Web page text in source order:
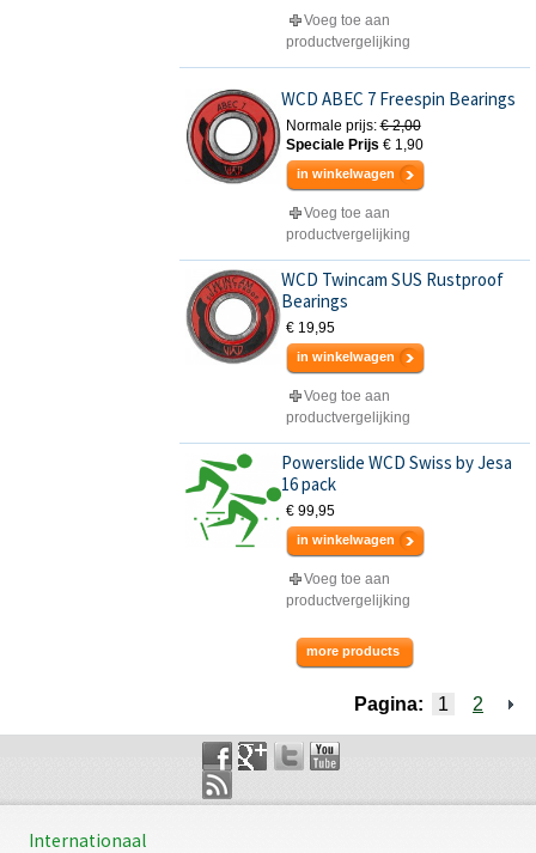
Voeg toe aan
productvergelijking
WCD ABEC 7 Freespin Bearings
Normale prijs: € 2,00
Speciale Prijs € 1,90
in winkelwagen
Voeg toe aan
productvergelijking
WCD Twincam SUS Rustproof
Bearings
€ 19,95
in winkelwagen
Voeg toe aan
productvergelijking
Powerslide WCD Swiss by Jesa
16 pack
€ 99,95
in winkelwagen
Voeg toe aan
productvergelijking
more products
Pagina: 1 2
Internationaal